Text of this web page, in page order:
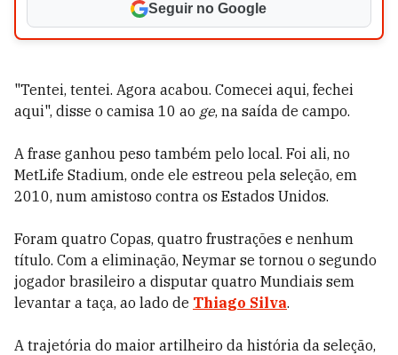
Seguir no Google
"Tentei, tentei. Agora acabou. Comecei aqui, fechei
aqui", disse o camisa 10 ao ge, na saída de campo.
A frase ganhou peso também pelo local. Foi ali, no
MetLife Stadium, onde ele estreou pela seleção, em
2010, num amistoso contra os Estados Unidos.
Foram quatro Copas, quatro frustrações e nenhum
título. Com a eliminação, Neymar se tornou o segundo
jogador brasileiro a disputar quatro Mundiais sem
levantar a taça, ao lado de Thiago Silva.
A trajetória do maior artilheiro da história da seleção,